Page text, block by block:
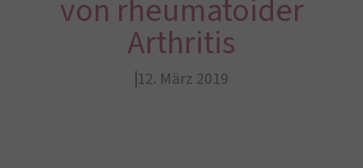
von rheumatoider
Arthritis
12. März 2019